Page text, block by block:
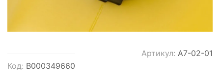
Код: В000349660
Артикул: A7-02-01